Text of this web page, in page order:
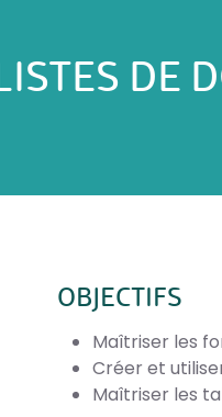
DE
OBJECTIFS
Maîtriser les
Créer et
Maîtriser les